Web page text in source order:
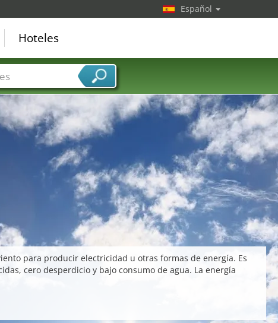
para producir electricidad u otras formas de energía. Es
cero desperdicio y bajo consumo de agua. La energía
Español
Hoteles
de servicios